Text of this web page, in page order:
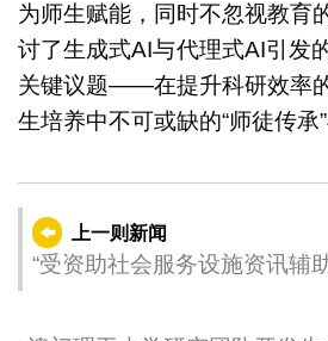
为师生赋能，同时不忽视教育
讨了生成式AI与代理式AI引发
关键议题——在提升科研效率
生培养中不可或缺的“师徒传承”
上一则新闻
“受资助社会服务设施资讯辅